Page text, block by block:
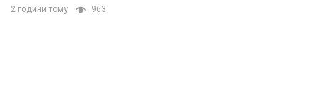
2 години тому 963